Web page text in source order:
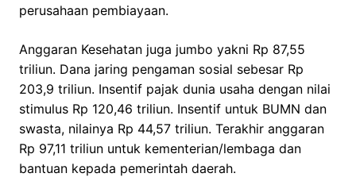
perusahaan pembiayaan.
Anggaran Kesehatan juga jumbo yakni Rp 87,55
triliun. Dana jaring pengaman sosial sebesar Rp
203,9 triliun. Insentif pajak dunia usaha dengan nilai
stimulus Rp 120,46 triliun. Insentif untuk BUMN dan
swasta, nilainya Rp 44,57 triliun. Terakhir anggaran
Rp 97,11 triliun untuk kementerian/lembaga dan
bantuan kepada pemerintah daerah.